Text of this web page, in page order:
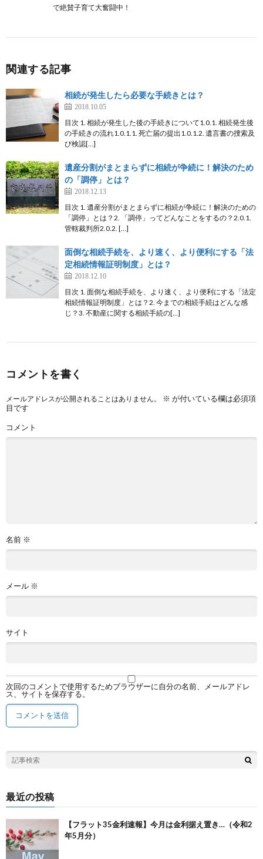
で絶賛子育て大奮闘中！
関連する記事
相続が発生したら必要な手続きとは？
2018.10.05
目次 1. 相続が発生した後の手続きについて1.0.1. 相続発生後
の手続きの流れ1.0.1.1. 死亡届の提出1.0.1.2. 遺言書の捜索及
び検認[…]
遺産分割がまとまらずに相続が争続に！解決のため
の「調停」とは？
2018.12.13
目次 1. 遺産分割がまとまらずに相続が争続に！解決のための
「調停」とは？2. 「調停」ってどんなことをするの？2.0.1.
管轄裁判所2.0.2. […]
面倒な相続手続を、より速く、より便利にする「法
定相続情報証明制度」とは？
2018.12.10
目次 1. 面倒な相続手続を、より速く、より便利にする「法定
相続情報証明制度」とは？2. 今までの相続手続はどんな感
じ？3. 不動産に関する相続手続の[…]
コメントを書く
メールアドレスが公開されることはありません。 ※ が付いている欄は必須項
目です
コメント
名前 ※
メール ※
サイト
次回のコメントで使用するためブラウザーに自分の名前、メールアドレ
ス、サイトを保存する。
最近の投稿
【フラット35金利速報】今月は金利据え置き…（令和2
年5月分）